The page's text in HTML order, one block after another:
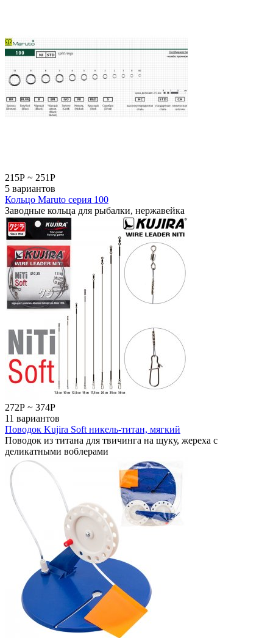
215Р ~ 251Р
5 вариантов
Кольцо Maruto серия 100
Заводные кольца для рыбалки, нержавейка
272Р ~ 374Р
11 вариантов
Поводок Kujira Soft никель-титан, мягкий
Поводок из титана для твичинга на щуку, жереха с
деликатными воблерами